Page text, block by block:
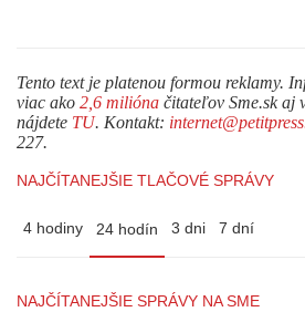
Tento text je platenou formou reklamy.
viac ako 2,6 milióna čitateľov Sme.sk aj
nájdete TU. Kontakt:
227.
NAJČÍTANEJŠIE TLAČOVÉ SPRÁVY
4 hodiny 24 hodín 3 dni 7 dní
NAJČÍTANEJŠIE SPRÁVY NA SME